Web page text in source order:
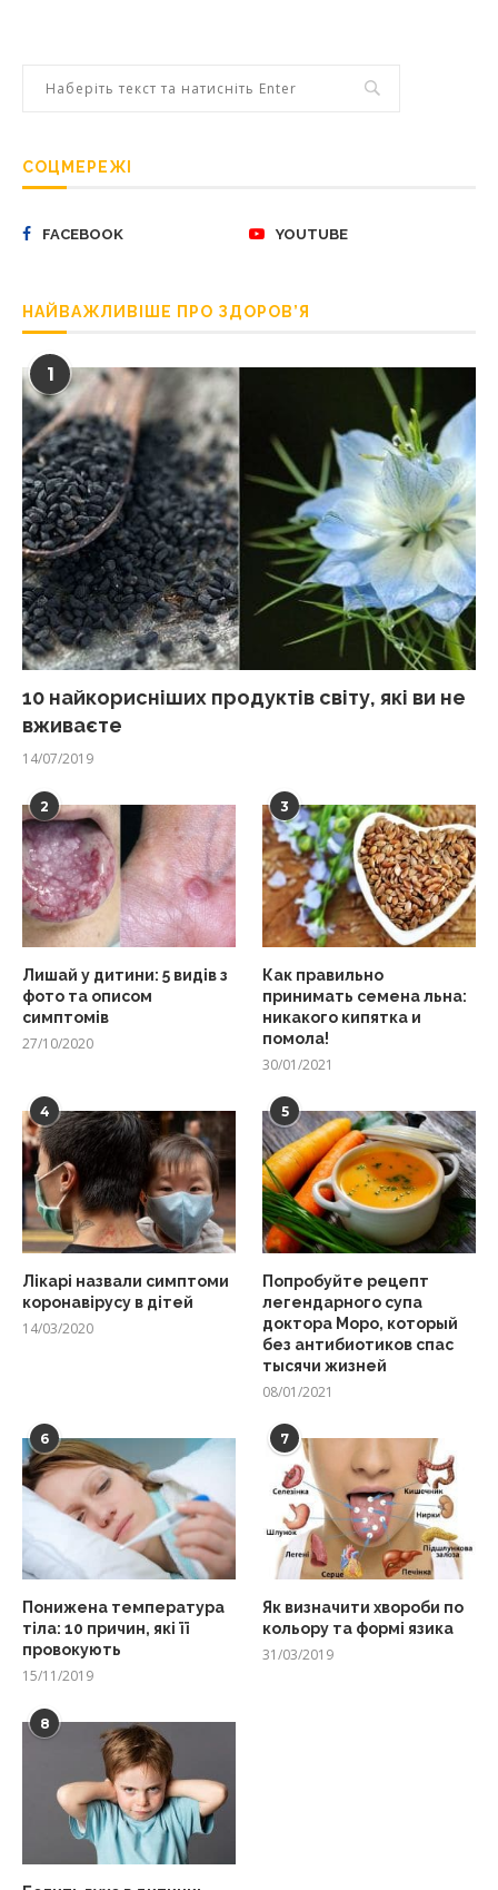
СОЦМЕРЕЖІ
FACEBOOK YOUTUBE
НАЙВАЖЛИВІШЕ ПРО ЗДОРОВ’Я
1
10 найкорисніших продуктів світу, які ви не
вживаєте
14/07/2019
2
Лишай у дитини: 5 видів з
фото та описом
симптомів
27/10/2020
3
Как правильно
принимать семена льна:
никакого кипятка и
помола!
30/01/2021
4
Лікарі назвали симптоми
коронавірусу в дітей
14/03/2020
5
Попробуйте рецепт
легендарного супа
доктора Моро, который
без антибиотиков спас
тысячи жизней
08/01/2021
6
Понижена температура
тіла: 10 причин, які її
провокують
15/11/2019
7
Як визначити хвороби по
кольору та формі язика
31/03/2019
8